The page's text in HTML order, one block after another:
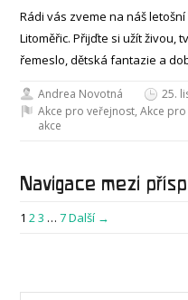
Rádi vás zveme na náš
Litoměřic. Přijďte si užít živou,
řemeslo, dětská fantazie a
Andrea Novotná
25.
Akce pro veřejnost,Akce
akce
Navigace mezi
1 23 … 7Další →